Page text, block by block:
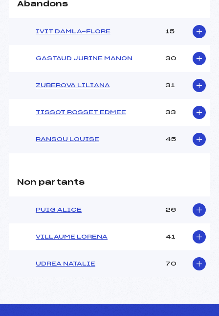
Abandons
IVIT DAMLA-FLORE 15
GASTAUD JURINE MANON 30
ZUBEROVA LILIANA 31
TISSOT ROSSET EDMEE 33
RANSOU LOUISE 45
Non partants
PUIG ALICE 26
VILLAUME LORENA 41
UDREA NATALIE 70